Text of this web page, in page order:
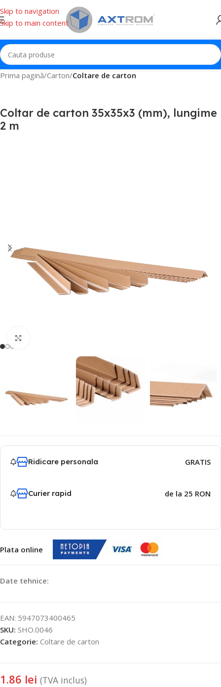
Skip to navigation
Skip to main content
Prima pagină Carton Coltare de carton
Coltar de carton 35x35x3 (mm), lungime
2 m
Ridicare personala GRATIS
Curier rapid de la 25 RON
Plata online
Date tehnice:
EAN: 5947073400465
SKU: SHO.0046
Categorie: Coltare de carton
1.86 lei (TVA inclus)